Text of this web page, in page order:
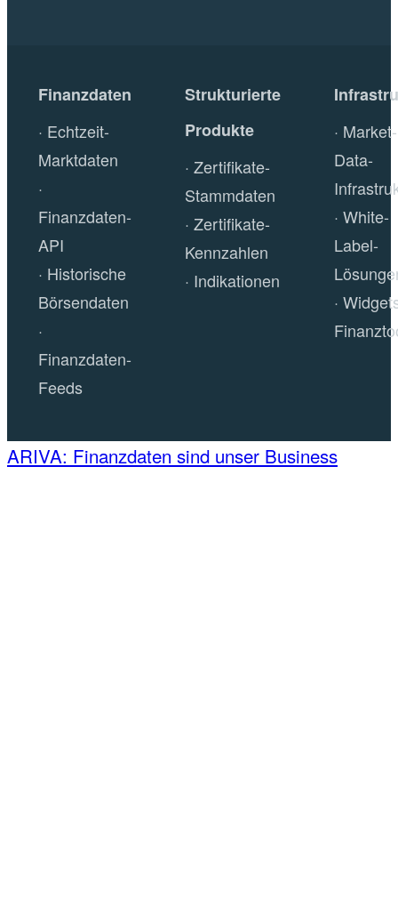
Finanzdaten
Echtzeit-
Marktdaten
Finanzdaten-
API
Historische
Börsendaten
Finanzdaten-
Feeds
Strukturierte
Produkte
Zertifikate-
Stammdaten
Zertifikate-
Kennzahlen
Indikationen
Market-
Data-
White-
Label-
ARIVA: Finanzdaten sind unser Business